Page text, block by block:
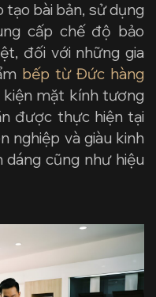
bài bản, sử dụng
cấp chế độ bảo
đối với những gia
bếp từ Đức hàng
mặt kính tương
được thực hiện tại
nghiệp và giàu kinh
cũng như hiệu